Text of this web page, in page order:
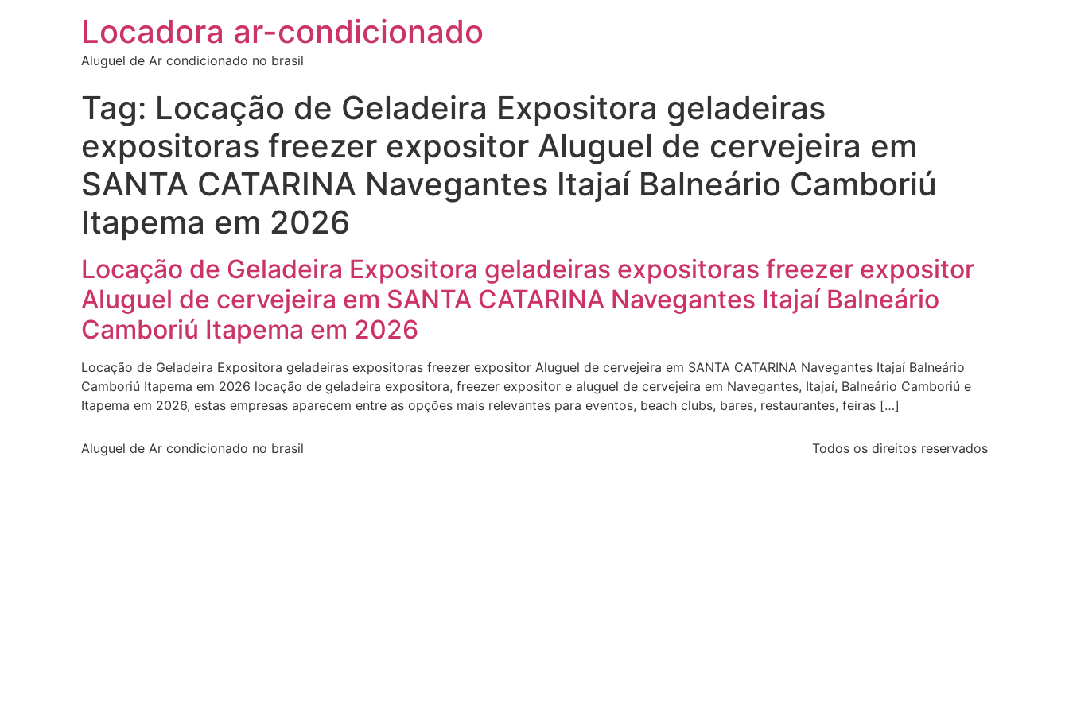
Locadora ar-condicionado
Aluguel de Ar condicionado no brasil
Tag: Locação de Geladeira Expositora geladeiras
expositoras freezer expositor Aluguel de cervejeira em
SANTA CATARINA Navegantes Itajaí Balneário Camboriú
Itapema em 2026
Locação de Geladeira Expositora geladeiras expositoras freezer expositor
Aluguel de cervejeira em SANTA CATARINA Navegantes Itajaí Balneário
Camboriú Itapema em 2026
Locação de Geladeira Expositora geladeiras expositoras freezer expositor Aluguel de cervejeira em SANTA CATARINA Navegantes Itajaí Balneário
Camboriú Itapema em 2026 locação de geladeira expositora, freezer expositor e aluguel de cervejeira em Navegantes, Itajaí, Balneário Camboriú e
Itapema em 2026, estas empresas aparecem entre as opções mais relevantes para eventos, beach clubs, bares, restaurantes, feiras […]
Aluguel de Ar condicionado no brasil Todos os direitos reservados